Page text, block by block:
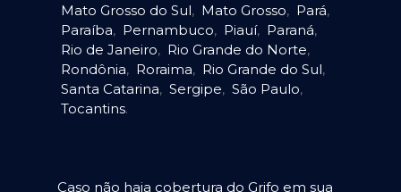
Mato Grosso do Sul, Mato Grosso, Pará,
Paraíba, Pernambuco, Piauí, Paraná,
Rio de Janeiro, Rio Grande do Norte,
Rondônia, Roraima, Rio Grande do Sul,
Santa Catarina, Sergipe, São Paulo,
Tocantins.
Caso não haja cobertura do Grifo em sua